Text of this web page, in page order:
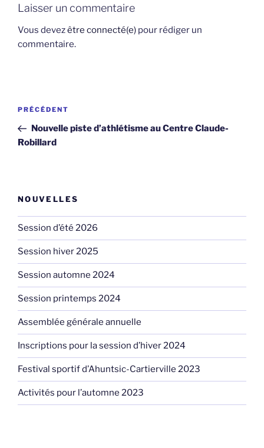
Laisser un commentaire
Vous devezêtre connecté(e) pour rédiger un
commentaire.
Navigation
l'article
Article
précédent
PRÉCÉDENT
Nouvelle piste d’athlétisme au Centre Claude-
Robillard
NOUVELLES
Session d’été 2026
Session hiver 2025
Session automne 2024
Session printemps 2024
Assemblée générale annuelle
Inscriptions pour la session d’hiver 2024
Festival sportif d’Ahuntsic-Cartierville 2023
Activités pour l’automne 2023